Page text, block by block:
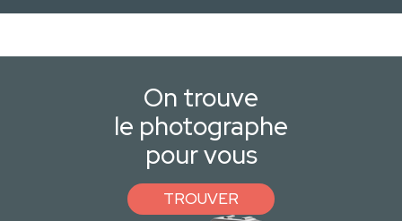
On trouve
le photographe
pour vous
TROUVER